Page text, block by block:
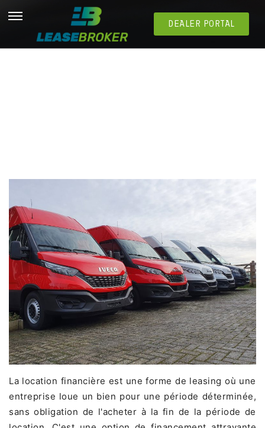
DEALER PORTAL
La location financière est une forme de leasing où une
entreprise loue un bien pour une période déterminée,
sans obligation de l'acheter à la fin de la période de